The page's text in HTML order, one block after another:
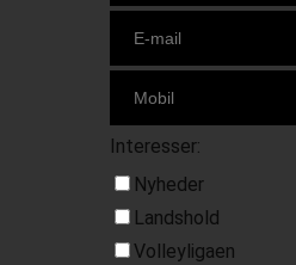
Interesser:
Nyheder
Landshold
Volleyligaen